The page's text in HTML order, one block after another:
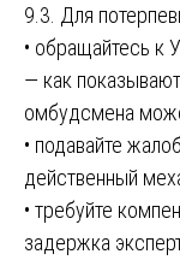
9.3. Для
• обращайтесь к
— как
омбудсмена
• подавайте
действенный
• требуйте
задержка